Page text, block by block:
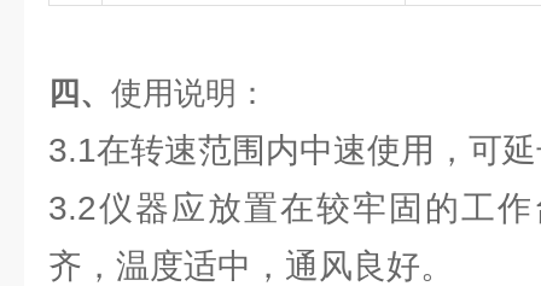
四、 使用说明：
3.1在转速范围内中速使用，可
3.2仪器应放置在较牢固的工
齐，温度适中，通风良好。